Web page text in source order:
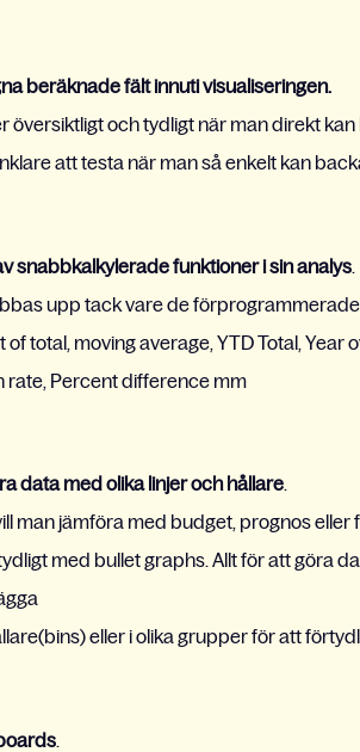
beräknade fält innuti visualiseringen.
översiktligt och tydligt när man direkt
att testa när man så enkelt kan
snabbkalkylerade funktioner i sin analys.
upp tack vare de
total, moving average, YTD Total, Year
rate, Percent difference mm
data med olika linjer och hållare.
man jämföra med budget, prognos
med bullet graphs. Allt för att göra
eller i olika grupper för att